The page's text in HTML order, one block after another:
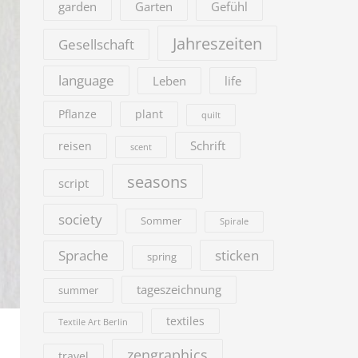
garden Garten Gefühl
Gesellschaft Jahreszeiten
language Leben life
Pflanze plant quilt
reisen scent Schrift
script seasons
society Sommer Spirale
Sprache spring sticken
summer tageszeichnung
Textile Art Berlin textiles